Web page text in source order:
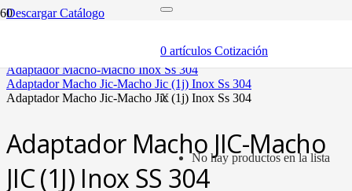
0 artículos Cotización
X
No hay productos en la lista
Descargar Catálogo
adaptador macho-macho inox ss 304
adaptador macho jic-macho jic (1j) inox ss 304
adaptador macho jic-macho jic (1j) inox ss 304
Adaptador Macho JIC-Macho
JIC (1J) Inox SS 304